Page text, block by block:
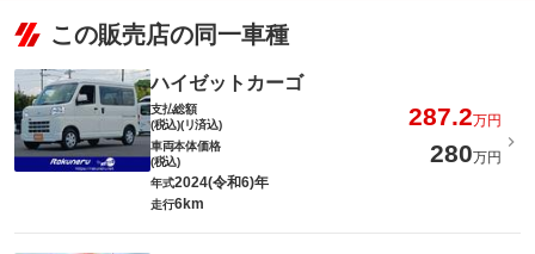
シャワー
：装備なし
：装備なし
：装備なし
装備略号／用語解説
この販売店の同一車種
ハイゼットカーゴ
支払総額
(税込)(リ済込)
287.2万円
車両本体価格
(税込)
280万円
年式2024(令和6)年
走行6km